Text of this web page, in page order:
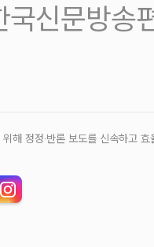
신문방송
해 정정‧반론 보도를 신속하고